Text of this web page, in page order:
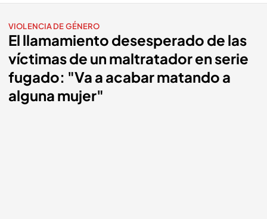
VIOLENCIA DE GÉNERO
El llamamiento desesperado de las
víctimas de un maltratador en serie
fugado: "Va a acabar matando a
alguna mujer"